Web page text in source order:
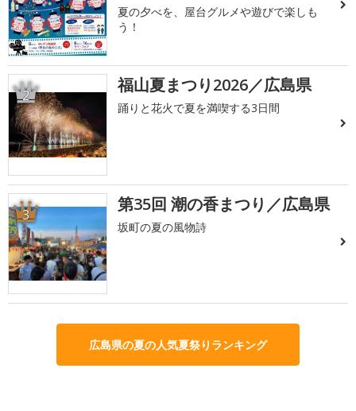
夏の夕べを、屋台グルメや遊びで楽しも
う！
2 福山夏まつり2026／広島県
踊りと花火で夏を満喫する3日間
3 第35回 潮の香まつり／広島県
坂町の夏の風物詩
広島県の夏の人気夏祭りランキング